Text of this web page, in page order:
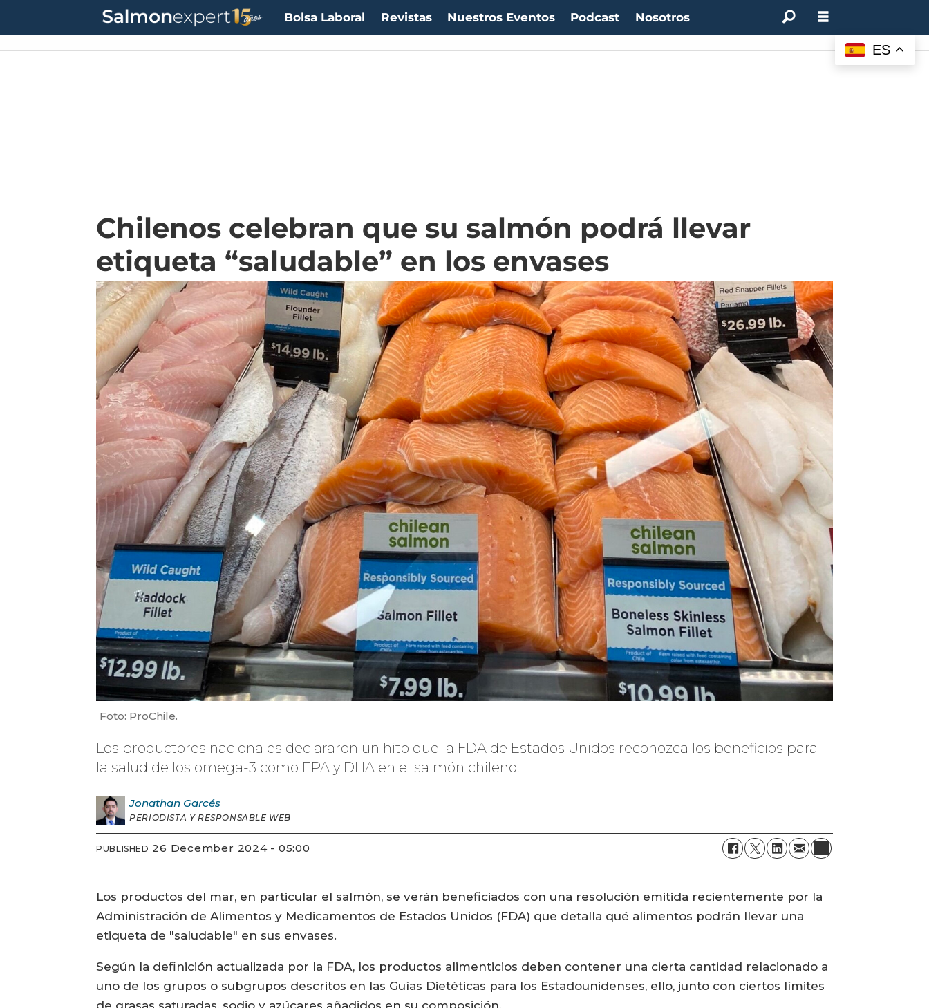
Bolsa Laboral Revistas Nuestros Eventos Podcast Nosotros
Chilenos celebran que su salmón podrá llevar
etiqueta “saludable” en los envases
Foto: ProChile.
Los productores nacionales declararon un hito que la FDA de Estados Unidos reconozca los beneficios para
la salud de los omega-3 como EPA y DHA en el salmón chileno.
Jonathan Garcés
PERIODISTA Y RESPONSABLE WEB
PUBLISHED 26 December 2024 - 05:00
Los productos del mar, en particular el salmón, se verán beneficiados con una resolución emitida recientemente por la
Administración de Alimentos y Medicamentos de Estados Unidos (FDA) que detalla qué alimentos podrán llevar una
etiqueta de "saludable" en sus envases.
Según la definición actualizada por la FDA, los productos alimenticios deben contener una cierta cantidad relacionado a
uno de los grupos o subgrupos descritos en las Guías Dietéticas para los Estadounidenses, ello, junto con ciertos límites
ES